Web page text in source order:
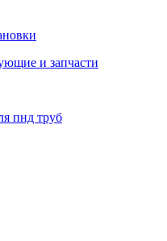
и запчасти
пнд труб